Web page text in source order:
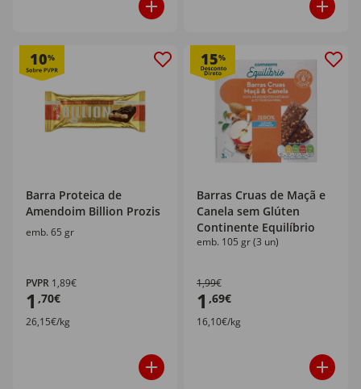
10%
Barra Proteica de
Amendoim Billion Prozis
emb. 65 gr
PVPR 1,89€
1 ,70€
26,15€/kg
15%
Barras Cruas de Maçã e
Canela sem Glúten
Continente Equilíbrio
emb. 105 gr (3 un)
1,99€
1 ,69€
16,10€/kg